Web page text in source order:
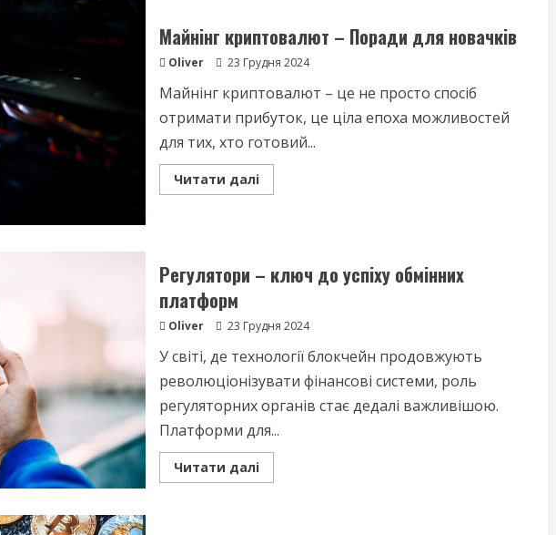
Майнінг криптовалют – Поради для новачків
Oliver 23 Грудня 2024
Майнінг криптовалют – це не просто спосіб
отримати прибуток, це ціла епоха можливостей
для тих, хто готовий...
Читати даліRead
more
новачків
Регулятори – ключ до успіху обмінних
платформ
Oliver 23 Грудня 2024
У світі, де технології блокчейн продовжують
революціонізувати фінансові системи, роль
регуляторних органів стає дедалі важливішою.
Платформи для...
Читати даліRead
more